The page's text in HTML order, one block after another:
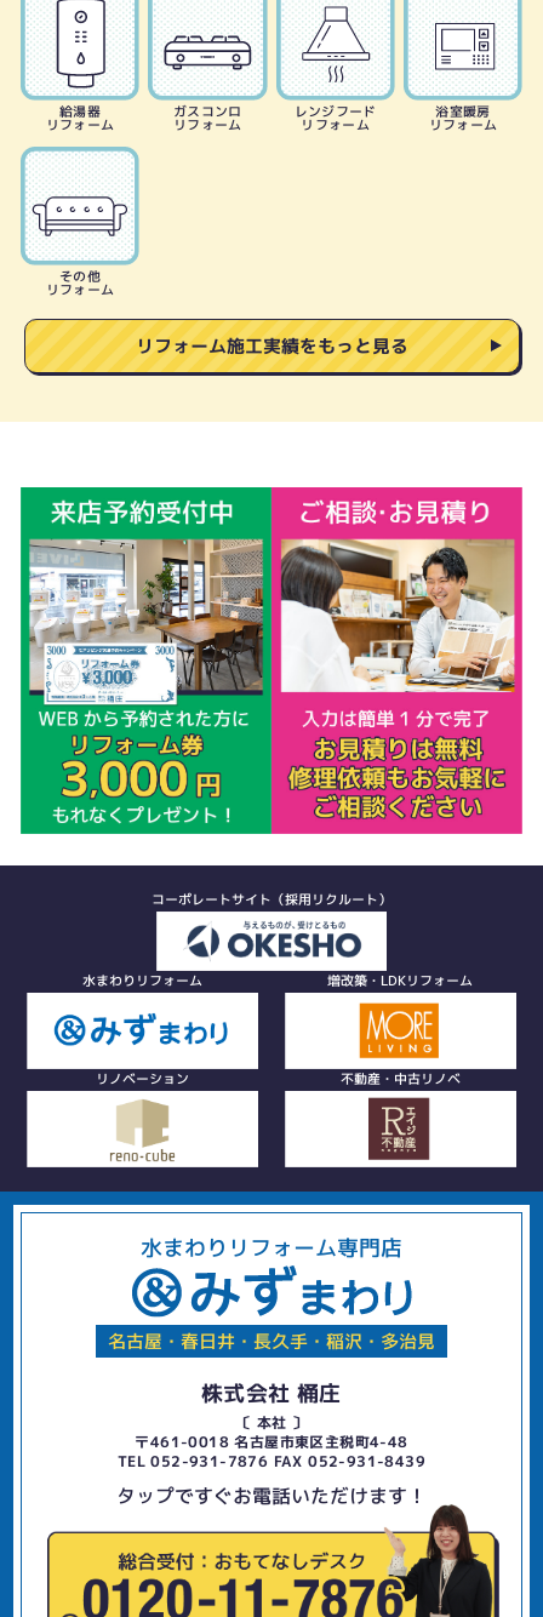
給湯器
リフォーム
ガスコンロ
リフォーム
レンジフード
リフォーム
浴室暖房
リフォーム
その他
リフォーム
リフォーム施工実績をもっと見る
コーポレートサイト（採用リクルート）
水まわりリフォーム 増改築・LDKリフォーム
リノベーション 不動産・中古リノベ
水まわりリフォーム専門店
名古屋・春日井・長久手・稲沢・多治見
株式会社 桶庄
〔 本社 〕
〒461-0018 名古屋市東区主税町4-48
TEL 052-931-7876 FAX 052-931-8439
タップですぐお電話いただけます！